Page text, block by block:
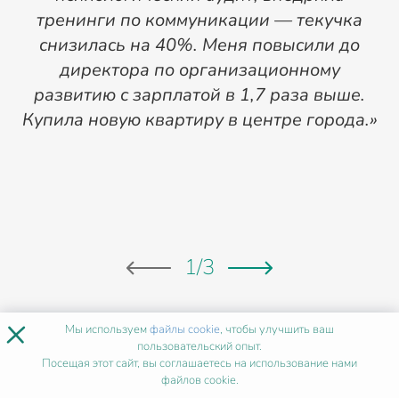
тренинги по коммуникации — текучка
снизилась на 40%. Меня повысили до
директора по организационному
развитию с зарплатой в 1,7 раза выше.
Купила новую квартиру в центре города.»
1/3
ХОЧУ ТАК ЖЕ
× Мы используемфайлы cookie, чтобы улучшить ваш
пользовательский опыт.
Посещая этот сайт, вы соглашаетесь на использование нами
файлов cookie.